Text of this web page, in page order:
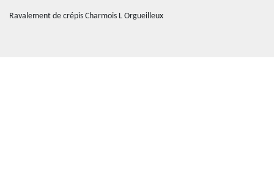
Ravalement de crépis Charmois L Orgueilleux